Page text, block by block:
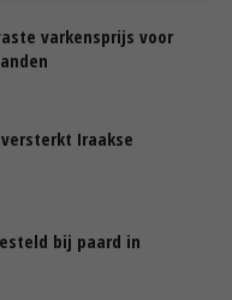
varkensprijs voor
Iraakse
bij paard in